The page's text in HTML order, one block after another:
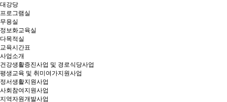
대강당
프로그램실
무용실
정보화교육실
다목적실
교육시간표
사업소개
건강생활증진사업 및 경로식당사업
평생교육 및 취미여가지원사업
정서생활지원사업
사회참여지원사업
지역자원개발사업